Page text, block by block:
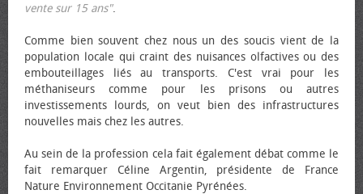
vente sur 15 ans".
Comme bien souvent chez nous un des soucis vient de la
population locale qui craint des nuisances olfactives ou des
embouteillages liés au transports. C'est vrai pour les
méthaniseurs comme pour les prisons ou autres
investissements lourds, on veut bien des infrastructures
nouvelles mais chez les autres.
Au sein de la profession cela fait également débat comme le
fait remarquer Céline Argentin, présidente de France
Nature Environnement Occitanie Pyrénées.